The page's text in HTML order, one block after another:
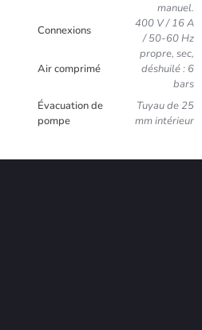
manuel.
Connexions
400 V / 16 A
/ 50-60 Hz
Air comprimé
propre, sec,
déshuilé : 6
bars
Évacuation de
pompe
Tuyau de 25
mm intérieur